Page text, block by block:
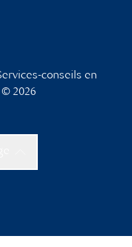
conseils en
2026